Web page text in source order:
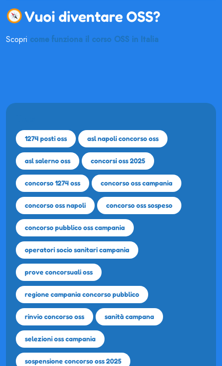
Vuoi diventare OSS?
Scopri come funziona il corso OSS in Italia
1274 posti oss asl napoli concorso oss
asl salerno oss concorsi oss 2025
concorso 1274 oss concorso oss campania
concorso oss napoli concorso oss sospeso
concorso pubblico oss campania
operatori socio sanitari campania
prove concorsuali oss
regione campania concorso pubblico
rinvio concorso oss sanità campana
selezioni oss campania
sospensione concorso oss 2025